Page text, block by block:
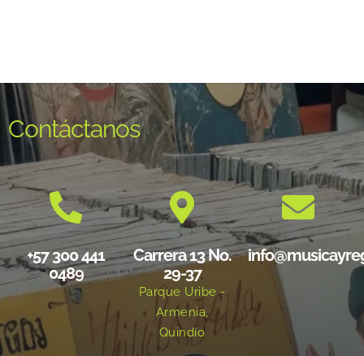
Contáctanos
+57 300 441
0489
Carrera 13 No.
29-37
Parque Uribe -
Armenia,
Quindío